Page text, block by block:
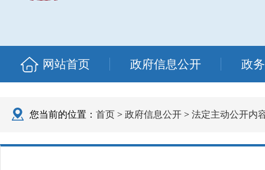
网站首页 政府信息公开 政
您当前的位置： 首页 > 政府信息公开 > 法定主动公开内